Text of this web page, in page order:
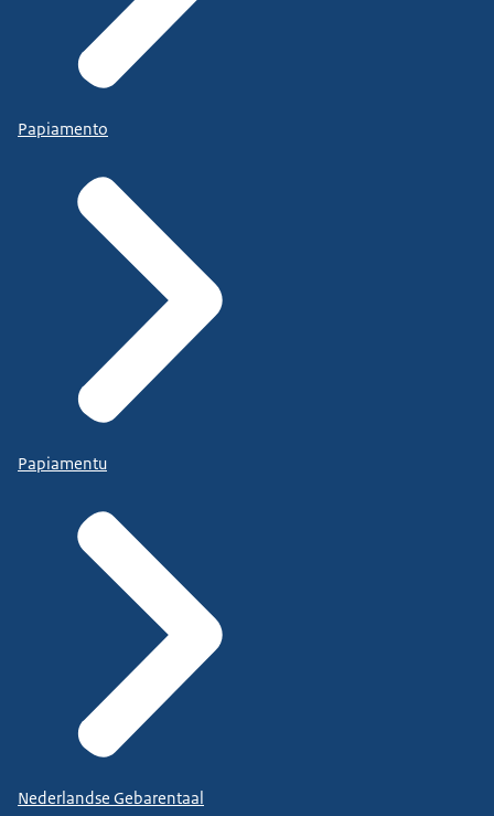
Papiamento
Papiamentu
Nederlandse Gebarentaal